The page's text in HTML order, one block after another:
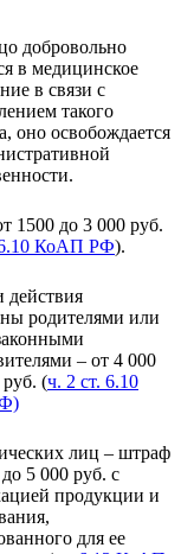
добровольно
в медицинское
в связи с
такого
оно освобождается
1500 до 3 000 руб.
6.10 КоАП РФ).
действия
родителями или
– от 4 000
(ч. 2 ст. 6.10
лиц – штраф
5 000 руб. с
продукции и
для ее